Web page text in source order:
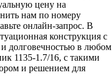
цену на
нам по номеру
онлайн-запрос. В
конструкция с
и долговечностью в любом
1135-1.7/16, с такими
и решением для